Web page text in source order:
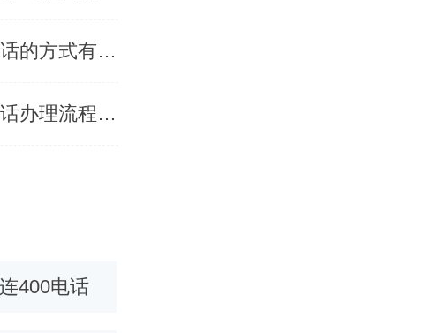
辽宁400电话怎么办理快一点，快速办理400电话的方式有什么
沈阳企业400电话办理要什么资料，企业400电话办理流程有什么
400电话